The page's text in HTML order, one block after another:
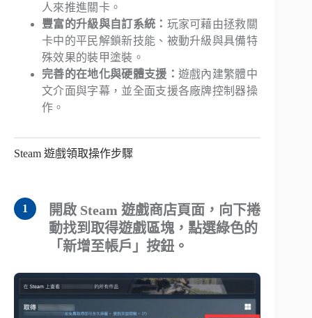
人來推進關卡。
豐富的升級與自訂系統： 玩家可藉由拯救關
卡中的平民解鎖新技能、被動升級與具備特
殊效果的裝甲塗裝。
完善的在地化與硬體支援： 遊戲內建繁體中
文介面與字幕，並全面支援各廠牌控制器操
作。
Steam 遊戲領取操作步驟
開啟 Steam 遊戲商店頁面，向下捲
動找到取得遊戲區塊，點選綠色的
「新增至帳戶」按鈕。